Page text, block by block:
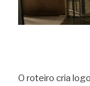
O roteiro cria